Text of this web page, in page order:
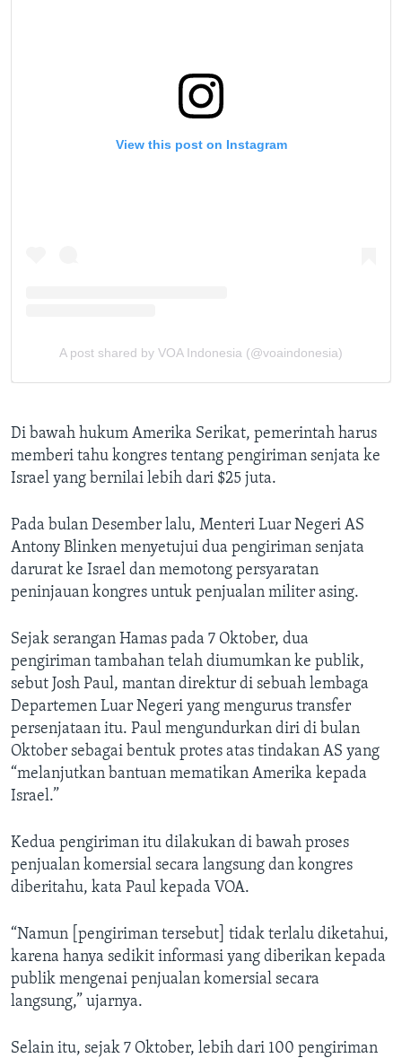
Di bawah hukum Amerika Serikat, pemerintah harus
memberi tahu kongres tentang pengiriman senjata ke
Israel yang bernilai lebih dari $25 juta.
Pada bulan Desember lalu, Menteri Luar Negeri AS
Antony Blinken menyetujui dua pengiriman senjata
darurat ke Israel dan memotong persyaratan
peninjauan kongres untuk penjualan militer asing.
Sejak serangan Hamas pada 7 Oktober, dua
pengiriman tambahan telah diumumkan ke publik,
sebut Josh Paul, mantan direktur di sebuah lembaga
Departemen Luar Negeri yang mengurus transfer
persenjataan itu. Paul mengundurkan diri di bulan
Oktober sebagai bentuk protes atas tindakan AS yang
“melanjutkan bantuan mematikan Amerika kepada
Israel.”
Kedua pengiriman itu dilakukan di bawah proses
penjualan komersial secara langsung dan kongres
diberitahu, kata Paul kepada VOA.
“Namun [pengiriman tersebut] tidak terlalu diketahui,
karena hanya sedikit informasi yang diberikan kepada
publik mengenai penjualan komersial secara
langsung,” ujarnya.
Selain itu, sejak 7 Oktober, lebih dari 100 pengiriman